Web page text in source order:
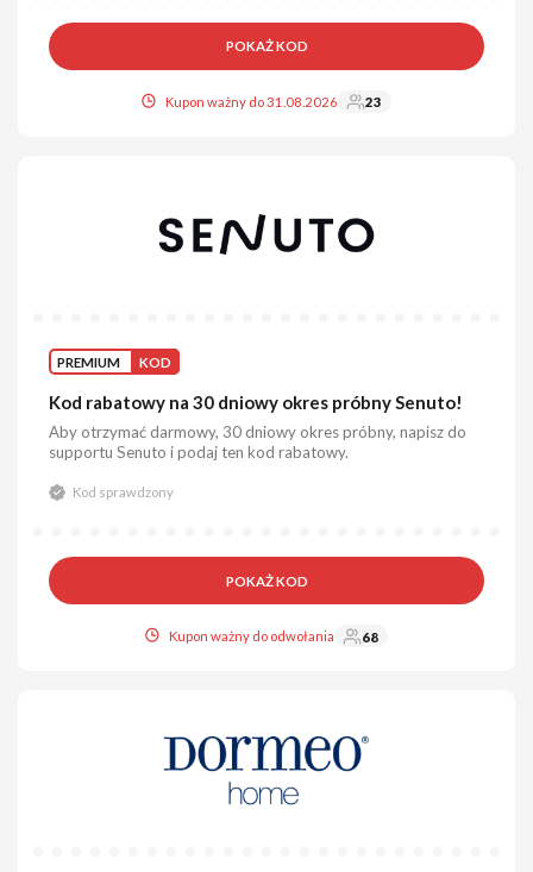
POKAŻ KOD
Kupon ważny do 31.08.2026 23
PREMIUM KOD
Kod rabatowy na 30 dniowy okres próbny Senuto!
Aby otrzymać darmowy, 30 dniowy okres próbny, napisz do
supportu Senuto i podaj ten kod rabatowy.
Kod sprawdzony
POKAŻ KOD
Kupon ważny do odwołania 68